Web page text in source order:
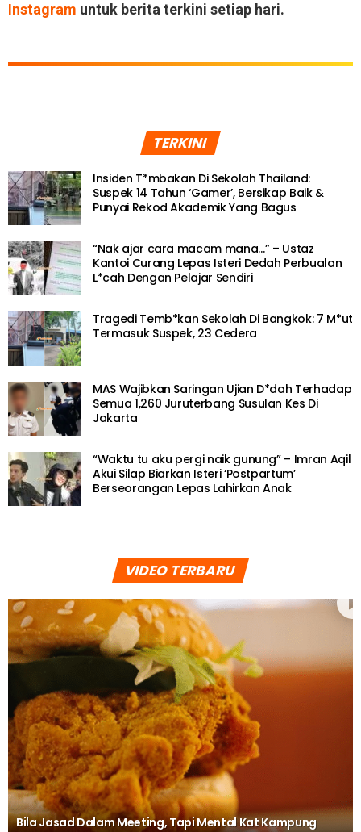
Instagram untuk berita terkini setiap hari.
TERKINI
Insiden T*mbakan Di Sekolah Thailand:
Suspek 14 Tahun ‘Gamer’, Bersikap Baik &
Punyai Rekod Akademik Yang Bagus
“Nak ajar cara macam mana…” – Ustaz
Kantoi Curang Lepas Isteri Dedah Perbualan
L*cah Dengan Pelajar Sendiri
Tragedi Temb*kan Sekolah Di Bangkok: 7 M*ut
Termasuk Suspek, 23 Cedera
MAS Wajibkan Saringan Ujian D*dah Terhadap
Semua 1,260 Juruterbang Susulan Kes Di
Jakarta
“Waktu tu aku pergi naik gunung” – Imran Aqil
Akui Silap Biarkan Isteri ‘Postpartum’
Berseorangan Lepas Lahirkan Anak
VIDEO TERBARU
Bila Jasad Dalam Meeting, Tapi Mental Kat Kampung